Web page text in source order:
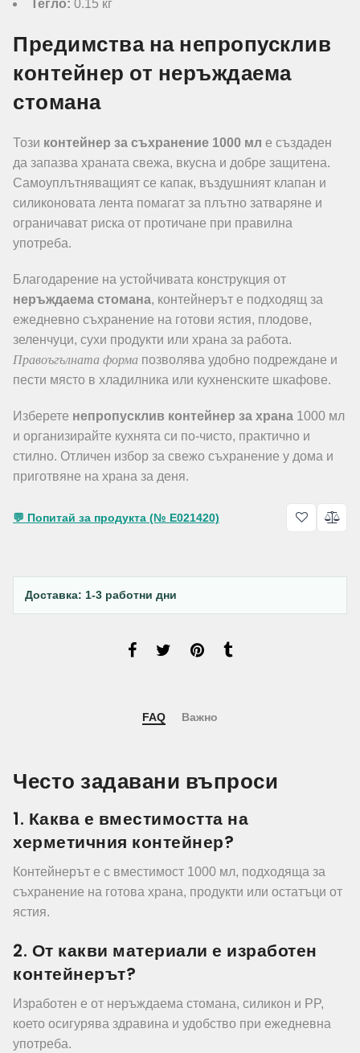
Тегло: 0.15 кг
Предимства на непропусклив
контейнер от неръждаема
стомана
Този контейнер за съхранение 1000 мл е създаден
да запазва храната свежа, вкусна и добре защитена.
Самоуплътняващият се капак, въздушният клапан и
силиконовата лента помагат за плътно затваряне и
ограничават риска от протичане при правилна
употреба.
Благодарение на устойчивата конструкция от
неръждаема стомана, контейнерът е подходящ за
ежедневно съхранение на готови ястия, плодове,
зеленчуци, сухи продукти или храна за работа.
Правоъгълната форма позволява удобно подреждане и
пести място в хладилника или кухненските шкафове.
Изберете непропусклив контейнер за храна 1000 мл
и организирайте кухнята си по-чисто, практично и
стилно. Отличен избор за свежо съхранение у дома и
приготвяне на храна за деня.
💬 Попитай за продукта (№ E021420)
Доставка: 1-3 работни дни
FAQ Важно
Често задавани въпроси
1. Каква е вместимостта на
херметичния контейнер?
Контейнерът е с вместимост 1000 мл, подходяща за
съхранение на готова храна, продукти или остатъци от
ястия.
2. От какви материали е изработен
контейнерът?
Изработен е от неръждаема стомана, силикон и PP,
което осигурява здравина и удобство при ежедневна
употреба.